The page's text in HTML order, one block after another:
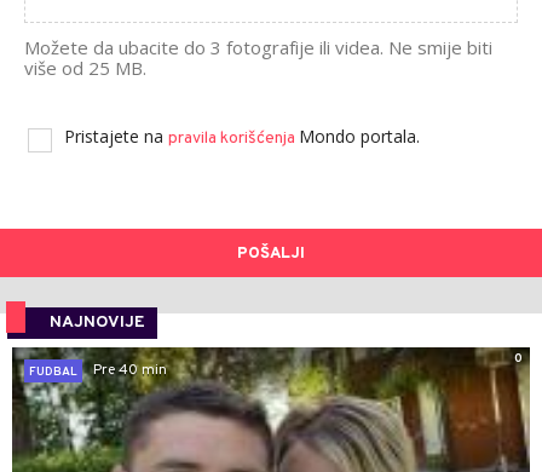
Možete da ubacite do 3 fotografije ili videa. Ne smije biti
više od 25 MB.
Pristajete na pravila korišćenja Mondo portala.
POŠALJI
NAJNOVIJE
0
FUDBAL
Pre 40 min